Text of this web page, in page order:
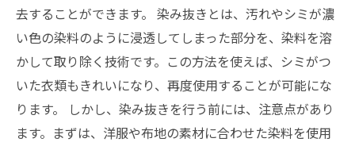
去することができます。 染み抜きとは、汚れやシミが濃
い色の染料のように浸透してしまった部分を、染料を溶
かして取り除く技術です。この方法を使えば、シミがつ
いた衣類もきれいになり、再度使用することが可能にな
ります。 しかし、染み抜きを行う前には、注意点があり
ます。まずは、洋服や布地の素材に合わせた染料を使用